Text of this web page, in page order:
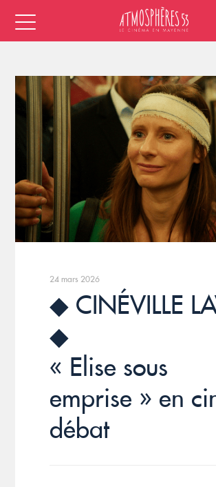
24 mars 2026
◆ CINÉVILLE
◆
« Elise sous
emprise » en
débat